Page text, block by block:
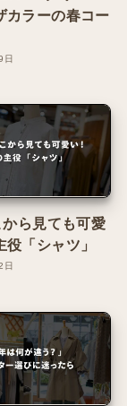
カラーの春コー
日
ら見ても可愛
「シャツ」
日